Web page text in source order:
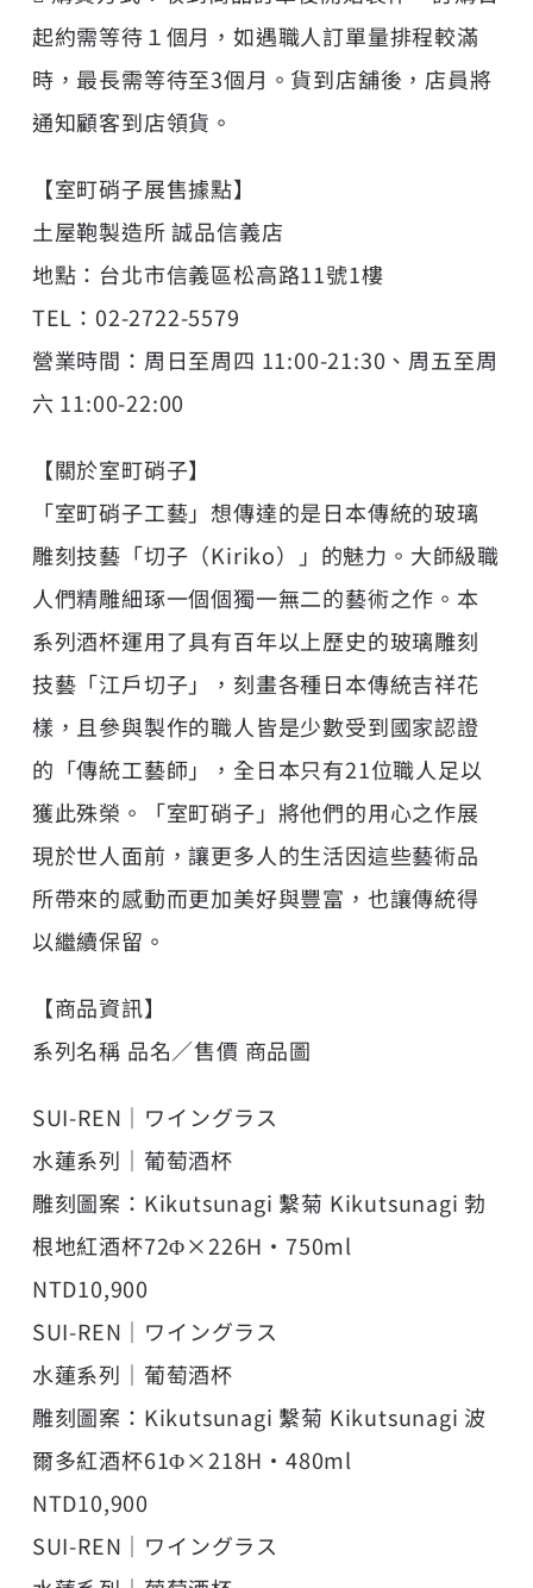
起約需等待１個月，如遇職人訂單量排程較滿
時，最長需等待至3個月。貨到店舖後，店員將
通知顧客到店領貨。
【室町硝子展售據點】
土屋鞄製造所 誠品信義店
地點：台北市信義區松高路11號1樓
TEL：02-2722-5579
營業時間：周日至周四 11:00-21:30、周五至周
六 11:00-22:00
【關於室町硝子】
「室町硝子工藝」想傳達的是日本傳統的玻璃
雕刻技藝「切子（Kiriko）」的魅力。大師級職
人們精雕細琢一個個獨一無二的藝術之作。本
系列酒杯運用了具有百年以上歷史的玻璃雕刻
技藝「江戶切子」，刻畫各種日本傳統吉祥花
樣，且參與製作的職人皆是少數受到國家認證
的「傳統工藝師」，全日本只有21位職人足以
獲此殊榮。「室町硝子」將他們的用心之作展
現於世人面前，讓更多人的生活因這些藝術品
所帶來的感動而更加美好與豐富，也讓傳統得
以繼續保留。
【商品資訊】
系列名稱 品名／售價 商品圖
SUI-REN｜ワイングラス
水蓮系列｜葡萄酒杯
雕刻圖案：Kikutsunagi 繫菊 Kikutsunagi 勃
根地紅酒杯72Φ×226H・750ml
NTD10,900
SUI-REN｜ワイングラス
水蓮系列｜葡萄酒杯
雕刻圖案：Kikutsunagi 繫菊 Kikutsunagi 波
爾多紅酒杯61Φ×218H・480ml
NTD10,900
SUI-REN｜ワイングラス